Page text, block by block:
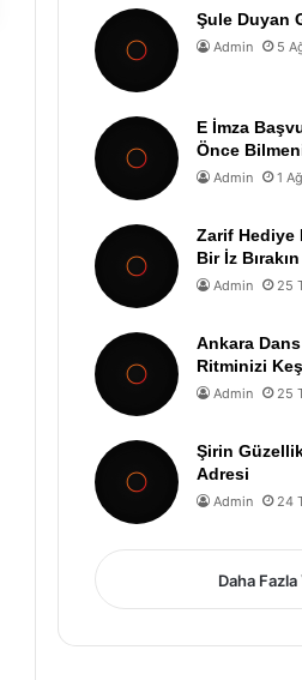
Şule Duyan
Admin 5
E İmza
Önce
Admin 1
Zarif Hediye
Bir İz Bırakın
Admin 25
Ankara
Ritminizi
Admin 25
Şirin
Adresi
Admin 24
Daha Fazla